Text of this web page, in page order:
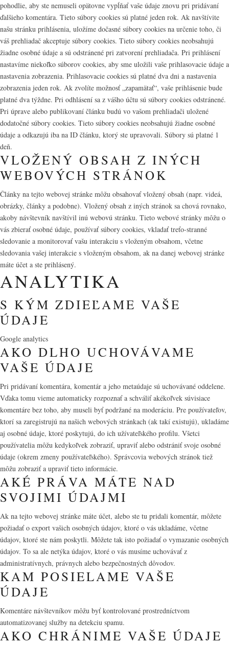
pohodlie, aby ste nemuseli opätovne vypĺňať vaše údaje znovu pri pridávaní
ďalšieho komentára. Tieto súbory cookies sú platné jeden rok. Ak navštívite
našu stránku prihlásenia, uložíme dočasné súbory cookies na určenie toho, či
váš prehliadač akceptuje súbory cookies. Tieto súbory cookies neobsahujú
žiadne osobné údaje a sú odstránené pri zatvorení prehliadača. Pri prihlásení
nastavíme niekoľko súborov cookies, aby sme uložili vaše prihlasovacie údaje a
nastavenia zobrazenia. Prihlasovacie cookies sú platné dva dni a nastavenia
zobrazenia jeden rok. Ak zvolíte možnosť „zapamätať“, vaše prihlásenie bude
platné dva týždne. Pri odhlásení sa z vášho účtu sú súbory cookies odstránené.
Pri úprave alebo publikovaní článku budú vo vašom prehliadači uložené
dodatočné súbory cookies. Tieto súbory cookies neobsahujú žiadne osobné
údaje a odkazujú iba na ID článku, ktorý ste upravovali. Súbory sú platné 1
deň.
VLOŽENÝ OBSAH Z INÝCH
WEBOVÝCH STRÁNOK
Články na tejto webovej stránke môžu obsahovať vložený obsah (napr. videá,
obrázky, články a podobne). Vložený obsah z iných stránok sa chová rovnako,
akoby návštevník navštívil inú webovú stránku. Tieto webové stránky môžu o
vás zbierať osobné údaje, používať súbory cookies, vkladať treťo-stranné
sledovanie a monitorovať vašu interakciu s vloženým obsahom, včetne
sledovania vašej interakcie s vloženým obsahom, ak na danej webovej stránke
máte účet a ste prihlásený.
ANALYTIKA
S KÝM ZDIEĽAME VAŠE
ÚDAJE
Google analytics
AKO DLHO UCHOVÁVAME
VAŠE ÚDAJE
Pri pridávaní komentára, komentár a jeho metaúdaje sú uchovávané oddelene.
Vďaka tomu vieme automaticky rozpoznať a schváliť akékoľvek súvisiace
komentáre bez toho, aby museli byť podržané na moderáciu. Pre používateľov,
ktorí sa zaregistrujú na našich webových stránkach (ak takí existujú), ukladáme
aj osobné údaje, ktoré poskytujú, do ich užívateľského profilu. Všetci
používatelia môžu kedykoľvek zobraziť, upraviť alebo odstrániť svoje osobné
údaje (okrem zmeny používateľského). Správcovia webových stránok tiež
môžu zobraziť a upraviť tieto informácie.
AKÉ PRÁVA MÁTE NAD
SVOJIMI ÚDAJMI
Ak na tejto webovej stránke máte účet, alebo ste tu pridali komentár, môžete
požiadať o export vašich osobných údajov, ktoré o vás ukladáme, včetne
údajov, ktoré ste nám poskytli. Môžete tak isto požiadať o vymazanie osobných
údajov. To sa ale netýka údajov, ktoré o vás musíme uchovávať z
administratívnych, právnych alebo bezpečnostných dôvodov.
KAM POSIELAME VAŠE
ÚDAJE
Komentáre návštevníkov môžu byť kontrolované prostredníctvom
automatizovanej služby na detekciu spamu.
AKO CHRÁNIME VAŠE ÚDAJE